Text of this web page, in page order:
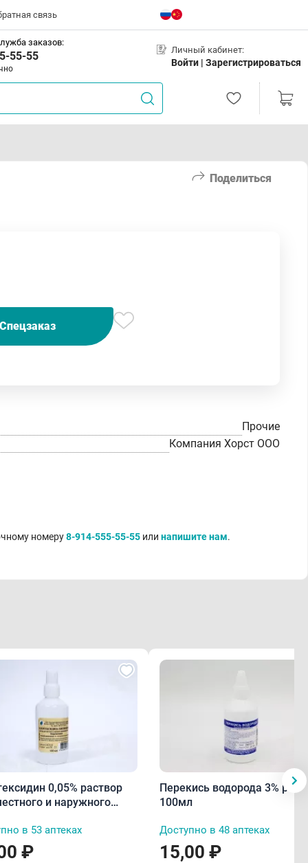
связь
заказов:
55-55 Личный кабинет:
Войти | Зарегистрироваться
Поделиться
Спецзаказ
Прочие
Компания Хорст ООО
номеру8-914-555-55-55 или напишите нам.
0,05% раствор
и наружного
в 53 аптеках
₽
Перекись водорода 3%
100мл
Доступно в 48 аптеках
15,00 ₽